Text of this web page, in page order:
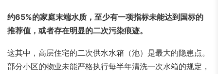
约65%的家庭末端水质，至少有一项指标未能达到国标的
推荐值，或者存在明显的二次污染痕迹。
这其中，高层住宅的二次供水水箱（池）是最大的隐患点。
部分小区的物业未能严格执行每半年清洗一次水箱的规定，